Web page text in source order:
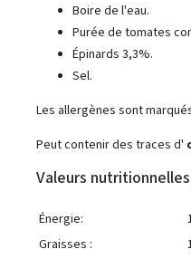
Boire de l'eau.
Purée de tomates
Épinards 3,3%.
Sel.
Les allergènes sont
Peut contenir des traces d'
Valeurs
Énergie:
Graisses :